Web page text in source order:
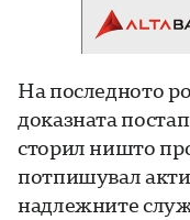
На последното
доказната
сторил ништо
потпишувал
надлежните